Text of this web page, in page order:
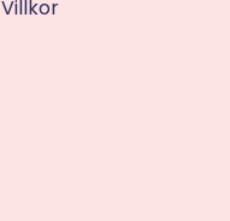
Villkor